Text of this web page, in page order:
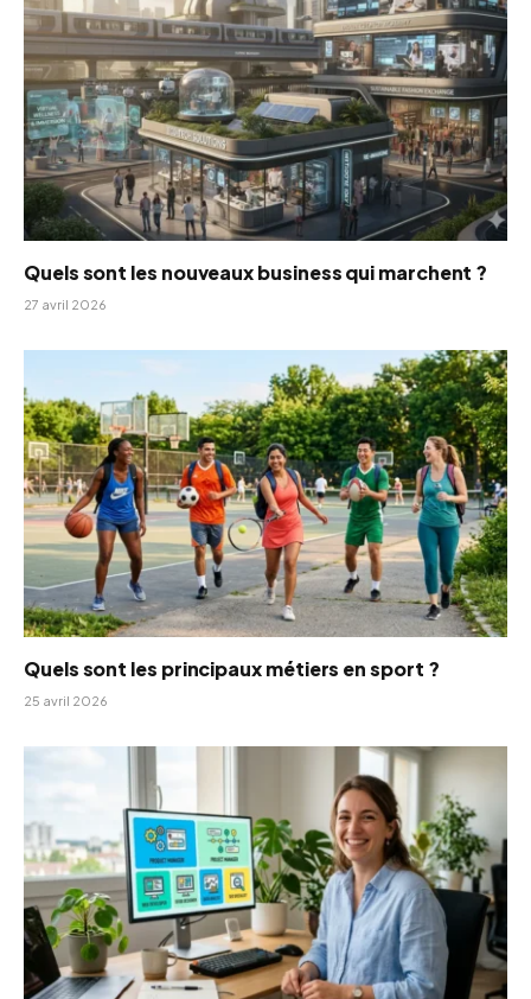
Quels sont les nouveaux business qui marchent ?
27 avril 2026
Quels sont les principaux métiers en sport ?
25 avril 2026